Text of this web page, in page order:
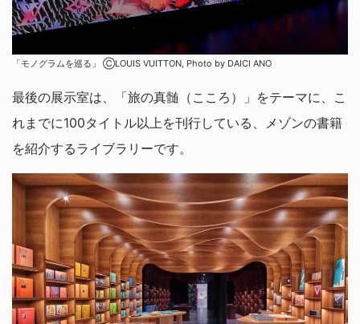
「モノグラムを巡る」 ⒸLOUIS VUITTON, Photo by DAICI ANO
最後の展示室は、「旅の真髄（こころ）」をテーマに、こ
れまでに100タイトル以上を刊行している、メゾンの書籍
を紹介するライブラリーです。